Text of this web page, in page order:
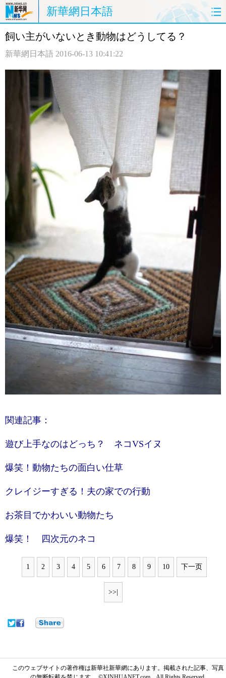
新華網日本語
ホームページ 政治 経済
評論 写真
中日対訳
飼い主がいないとき動物はどうしてる？
新華網日本語 2016-06-13 10:41:22
関連記事：
遊び上手なのはどっち？ ネコVSイヌ
爆笑！動物たちの面白い仕草
クレイジーすぎる！夫の家での行動
お茶目でかわいい動物たち
爆笑！ 四次元のネコ
1 2 3 4 5 6 7 8 9 10 下一页
>>|
このウェブサイトの著作権は新華社新華網にあります。掲載された記事、写真